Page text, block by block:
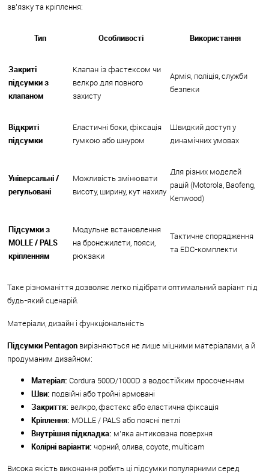
зв’язку та кріплення:
Тип Особливості Використання
Закриті
підсумки з
клапаном
Клапан із фастексом чи
велкро для повного
захисту
Армія, поліція, служби
безпеки
Відкриті
підсумки
Еластичні боки, фіксація
гумкою або шнуром
Швидкий доступ у
динамічних умовах
Універсальні /
регульовані
Можливість змінювати
висоту, ширину, кут нахилу
Для різних моделей
рацій (Motorola, Baofeng,
Kenwood)
Підсумки з
MOLLE / PALS
кріпленням
Модульне встановлення
на бронежилети, пояси,
рюкзаки
Тактичне спорядження
та EDC-комплекти
Таке різноманіття дозволяє легко підібрати оптимальний варіант під
будь-який сценарій.
Матеріали, дизайн і функціональність
Підсумки Pentagon вирізняються не лише міцними матеріалами, а й
продуманим дизайном:
Матеріал: Cordura 500D/1000D з водостійким просоченням
Шви: подвійні або тройні армовані
Закриття: велкро, фастекс або еластична фіксація
Кріплення: MOLLE / PALS або поясні петлі
Внутрішня підкладка: м’яка антиковзна поверхня
Колірні варіанти: чорний, олива, coyote, multicam
Висока якість виконання робить ці підсумки популярними серед